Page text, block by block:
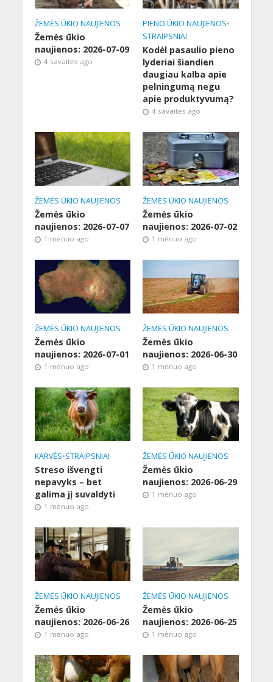
ŽEMĖS ŪKIO NAUJIENOS
Žemės ūkio
naujienos: 2026-07-09
4 savaitės ago
PIENO ŪKIO NAUJIENOS•
STRAIPSNIAI
Kodėl pasaulio pieno
lyderiai šiandien
daugiau kalba apie
pelningumą negu
apie produktyvumą?
4 savaitės ago
ŽEMĖS ŪKIO NAUJIENOS
Žemės ūkio
naujienos: 2026-07-07
1 mėnuo ago
ŽEMĖS ŪKIO NAUJIENOS
Žemės ūkio
naujienos: 2026-07-02
1 mėnuo ago
ŽEMĖS ŪKIO NAUJIENOS
Žemės ūkio
naujienos: 2026-07-01
1 mėnuo ago
ŽEMĖS ŪKIO NAUJIENOS
Žemės ūkio
naujienos: 2026-06-30
1 mėnuo ago
KARVĖS•STRAIPSNIAI
Streso išvengti
nepavyks – bet
galima jį suvaldyti
1 mėnuo ago
ŽEMĖS ŪKIO NAUJIENOS
Žemės ūkio
naujienos: 2026-06-29
1 mėnuo ago
ŽEMĖS ŪKIO NAUJIENOS
Žemės ūkio
naujienos: 2026-06-26
1 mėnuo ago
ŽEMĖS ŪKIO NAUJIENOS
Žemės ūkio
naujienos: 2026-06-25
1 mėnuo ago